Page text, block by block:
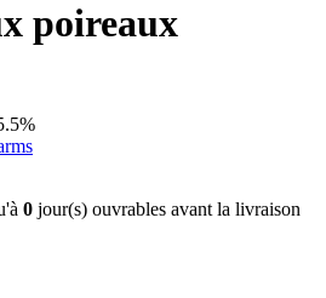
poireaux
0 jour(s) ouvrables avant la livraison